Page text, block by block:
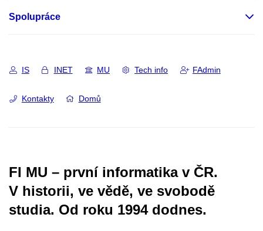
Spolupráce
IS INET MU Tech info FAdmin
Kontakty Domů
FI MU – první informatika v ČR.
V historii, ve vědě, ve svobodě
studia. Od roku 1994 dodnes.